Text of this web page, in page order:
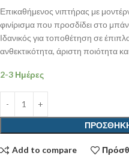
Επικαθήμενος νιπτήρας με
φινίρισμα που προσδίδει στο
Ιδανικός για τοποθέτηση σε
ανθεκτικότητα, άριστη ποιότητα
2-3 Ημέρες
Add to compare